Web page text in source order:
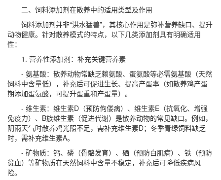
二、饲料添加剂在散养中的适用类型及作用
饲料添加剂并非“洪水猛兽”，其核心作用是弥补营养缺口、提升
动物健康。针对散养模式的特点，以下几类添加剂具有明确适用
性：
1. 营养性添加剂：补充关键营养素
- 氨基酸：散养动物常缺乏赖氨酸、蛋氨酸等必需氨基酸（天然
饲料中含量低），补充后可促进生长、提高产蛋率（如散养鸡产蛋
期添加蛋氨酸，可提升蛋重和产蛋量）。
- 维生素：维生素D（预防佝偻病）、维生素E（抗氧化、增强
免疫力）、B族维生素（促进代谢）是散养动物的常见缺口。例如，
阴雨天气时散养鸡光照不足，需补充维生素D；冬季青绿饲料缺乏
时，需补充维生素A。
- 矿物质：钙、磷（骨骼发育）、硒（预防白肌病）、铁（预防
贫血）等矿物质在天然饲料中含量不稳定，补充后可降低疾病风
险。